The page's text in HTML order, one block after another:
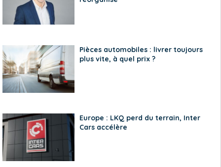
Pièces automobiles : livrer toujours
plus vite, à quel prix ?
Europe : LKQ perd du terrain, Inter
Cars accélère